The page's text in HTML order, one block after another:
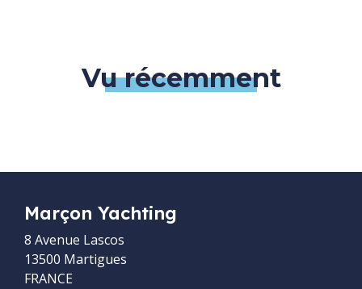
Vu récemment
Marçon Yachting
8 Avenue Lascos
13500 Martigues
FRANCE